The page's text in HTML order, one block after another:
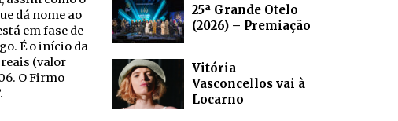
dá nome ao
em fase de
É o início da
(valor
O Firmo
25ª Grande Otelo
(2026) – Premiação
Vitória
Vasconcellos vai à
Locarno